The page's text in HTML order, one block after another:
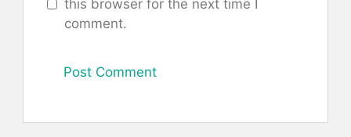
this browser for the next time I
comment.